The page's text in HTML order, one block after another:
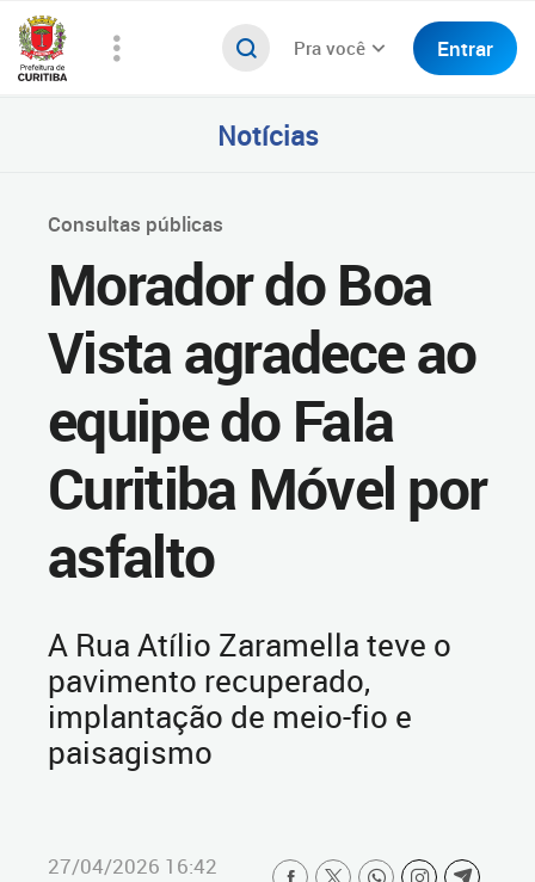
Pra você Entrar
Notícias
Consultas públicas
Morador do Boa
Vista agradece ao
equipe do Fala
Curitiba Móvel por
asfalto
A Rua Atílio Zaramella teve o
pavimento recuperado,
implantação de meio-fio e
paisagismo
27/04/2026 16:42